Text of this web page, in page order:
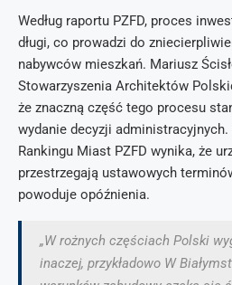
Według raportu PZFD, proces
długi, co prowadzi do
nabywców mieszkań. Mariusz
Stowarzyszenia Architektów
że znaczną część tego procesu
wydanie decyzji administracyjnych.
Rankingu Miast PZFD wynika, że
przestrzegają ustawowych
powoduje opóźnienia.
„W rożnych częściach Polski
inaczej, przykładowo W